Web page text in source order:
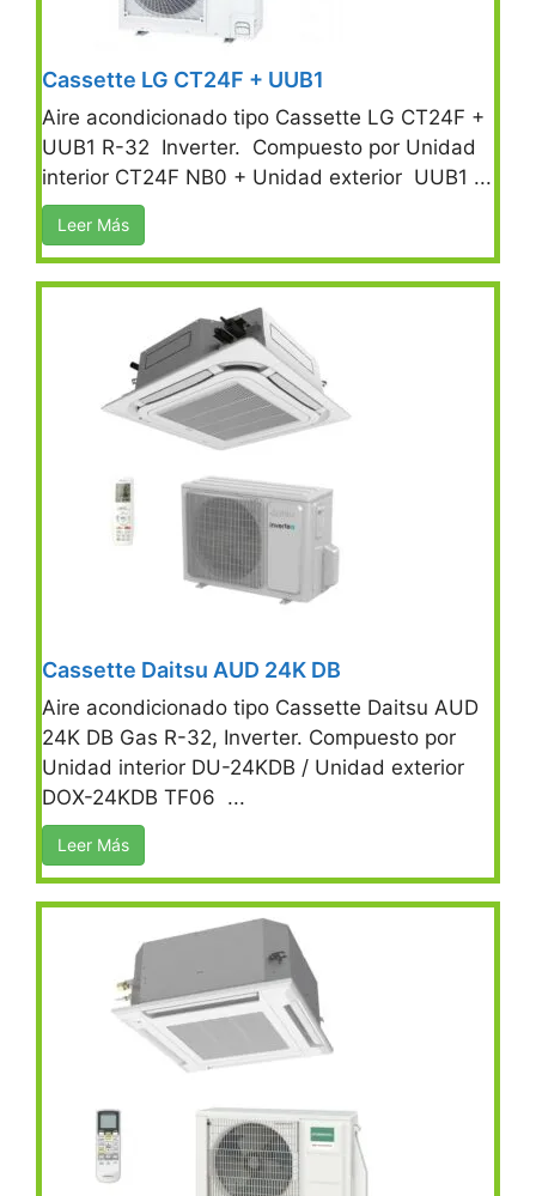
Cassette LG CT24F + UUB1
Aire acondicionado tipo Cassette LG CT24F +
UUB1 R-32 Inverter. Compuesto por Unidad
interior CT24F NB0 + Unidad exterior UUB1 ...
Leer Más
Cassette Daitsu AUD 24K DB
Aire acondicionado tipo Cassette Daitsu AUD
24K DB Gas R-32, Inverter. Compuesto por
Unidad interior DU-24KDB / Unidad exterior
DOX-24KDB TF06 ...
Leer Más